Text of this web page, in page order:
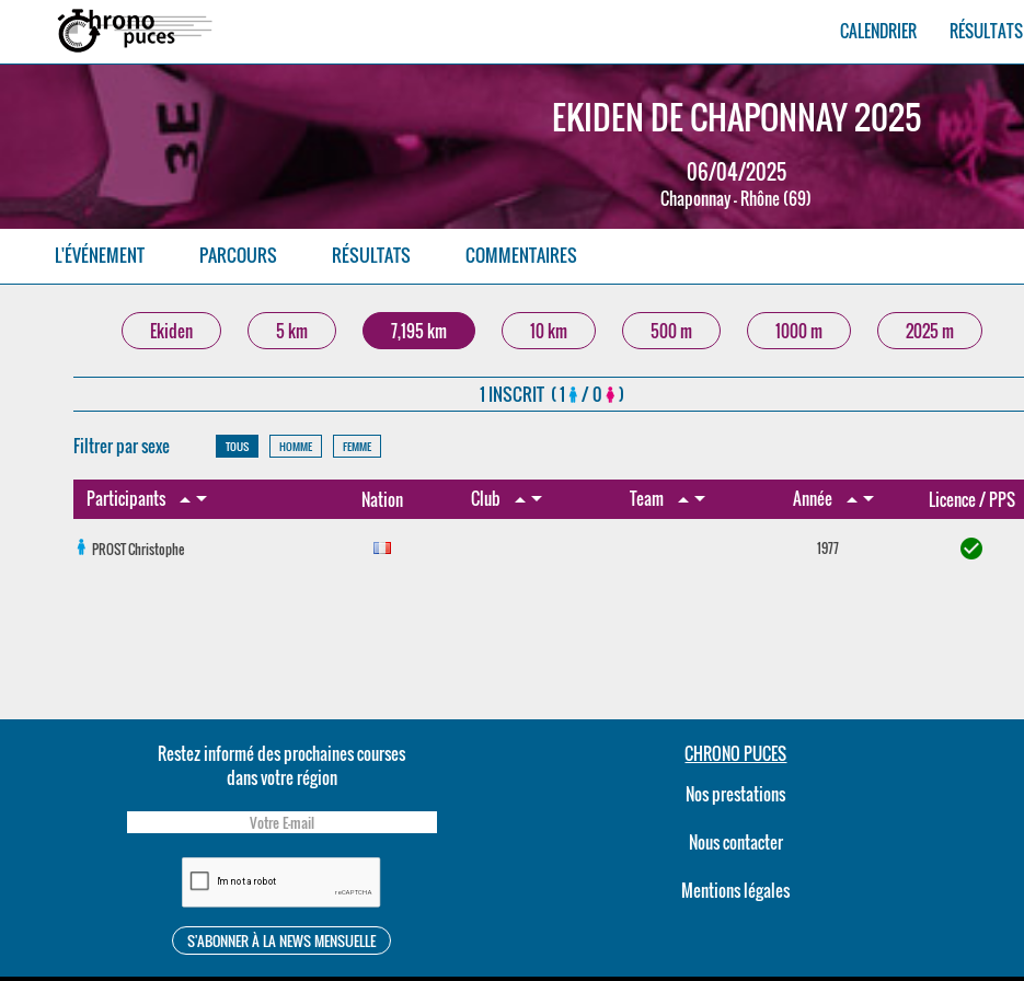
CALENDRIER RÉSULTATS
EKIDEN DE CHAPONNAY 2025
06/04/2025
Chaponnay - Rhône (69)
L'ÉVÉNEMENT PARCOURS RÉSULTATS COMMENTAIRES
Ekiden 5 km 7,195 km 10 km 500 m 1000 m 2025 m
1 INSCRIT ( 1 / 0 )
Filtrer par sexe TOUS HOMME FEMME
Participants arrow_drop_uparrow_drop_down Nation Club arrow_drop_uparrow_drop_down Team arrow_drop_uparrow_drop_down Année arrow_drop_uparrow_drop_down Licence / PPS
PROSTChristophe 1977 check_circle
Restez informé des prochaines courses
dans votre région
CHRONO PUCES
Nos prestations
Nous contacter
Mentions légales